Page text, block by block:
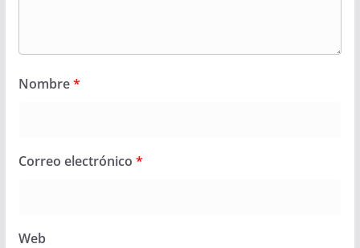
Nombre*
Correo electrónico *
Web